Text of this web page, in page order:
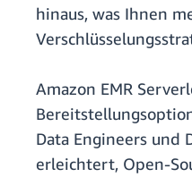
hinaus, was Ihnen
Amazon EMR
Data Engineers und
erleichtert, Open-